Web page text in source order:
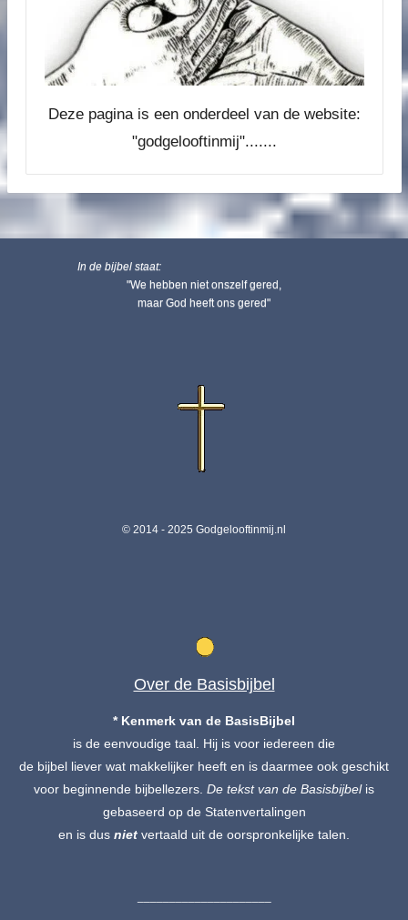
Deze pagina is een onderdeel van de website:
"godgelooftinmij".......
In de bijbel staat:
"We hebben niet onszelf gered,
maar God heeft ons gered"
© 2014 - 2025 Godgelooftinmij.nl
Over de Basisbijbel
* Kenmerk van de BasisBijbel
is de eenvoudige taal. Hij is voor iedereen die
de bijbel liever wat makkelijker heeft en is daarmee ook geschikt
voor beginnende bijbellezers. De tekstvan de Basisbijbelis
gebaseerd op de Statenvertalingen
en is dus niet vertaald uit de oorspronkelijke talen.